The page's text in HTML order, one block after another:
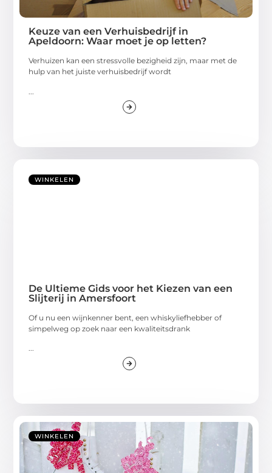
Keuze van een Verhuisbedrijf in
Apeldoorn: Waar moet je op letten?
Verhuizen kan een stressvolle bezigheid zijn, maar met de
hulp van het juiste verhuisbedrijf wordt
WINKELEN
De Ultieme Gids voor het Kiezen van een
Slijterij in Amersfoort
Of u nu een wijnkenner bent, een whiskyliefhebber of
simpelweg op zoek naar een kwaliteitsdrank
WINKELEN